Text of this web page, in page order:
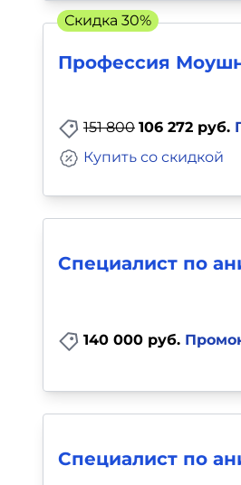
Профессия
151 800 106 272 руб.
Купить со скидкой
Скидка 30%
Специалист по
140 000 руб.
Специалист по